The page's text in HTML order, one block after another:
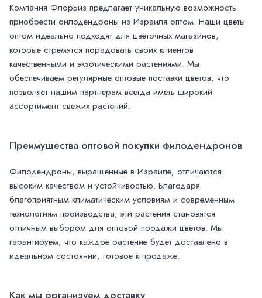
Компания ФлорБиз предлагает уникальную возможность
приобрести филодендроны из Израиля оптом. Наши цветы
оптом идеально подходят для цветочных магазинов,
которые стремятся порадовать своих клиентов
качественными и экзотическими растениями. Мы
обеспечиваем регулярные оптовые поставки цветов, что
позволяет нашим партнерам всегда иметь широкий
ассортимент свежих растений.
Преимущества оптовой покупки филодендронов
Филодендроны, выращенные в Израиле, отличаются
высоким качеством и устойчивостью. Благодаря
благоприятным климатическим условиям и современным
технологиям производства, эти растения становятся
отличным выбором для оптовой продажи цветов. Мы
гарантируем, что каждое растение будет доставлено в
идеальном состоянии, готовое к продаже.